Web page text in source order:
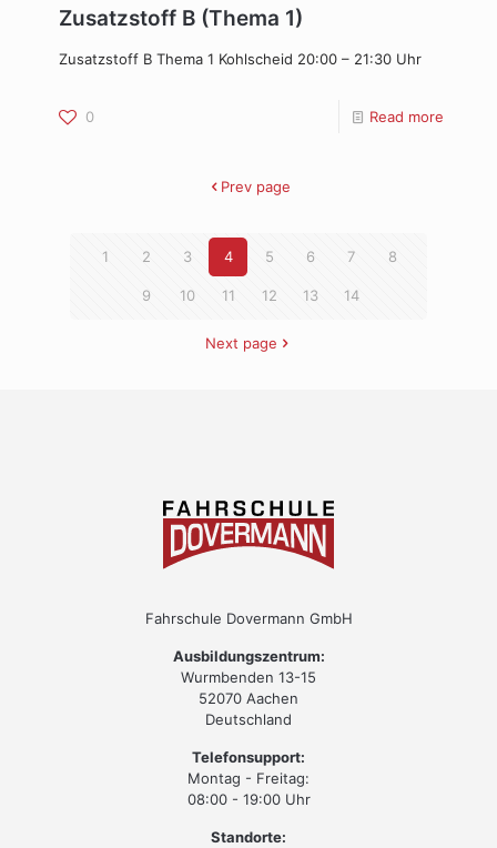
Zusatzstoff B (Thema 1)
Zusatzstoff B Thema 1 Kohlscheid 20:00 – 21:30 Uhr
0 Read more
Prev page
1 2 3 4 5 6 7 8
9 10 11 12 13 14
Next page
Fahrschule Dovermann GmbH
Ausbildungszentrum:
Wurmbenden 13-15
52070 Aachen
Deutschland
Telefonsupport:
Montag - Freitag:
08:00 - 19:00 Uhr
Standorte: